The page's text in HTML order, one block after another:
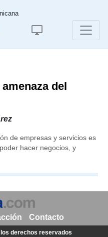
del
de empresas y servicios es
hacer negocios, y
Contacto
los derechos reservados